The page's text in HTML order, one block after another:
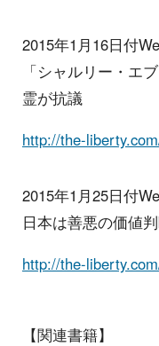
2015年1月16日付
「シャルリー・エ
霊が抗議
http://the-
2015年1月25日付
日本は善悪の価値
http://the-
【関連書籍】